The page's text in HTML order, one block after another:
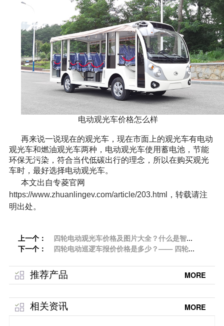
电动观光车价格怎么样
再来说一说现在的观光车，现在市面上的观光车有电动
观光车和燃油观光车两种，电动观光车使用蓄电池，节能
环保无污染，符合当代低碳出行的理念，所以在购买观光
车时，最好选择电动观光车。
本文出自专菱官网
https://www.zhuanlingev.com/article/203.html
，转载请注
明出处。
上一个：
四轮电动观光车价格及图片大全？什么是智能
车载充电机「专菱」
下一个：
四轮电动巡逻车报价价格是多少？—— 四轮巡
推荐产品 MORE
相关资讯 MORE